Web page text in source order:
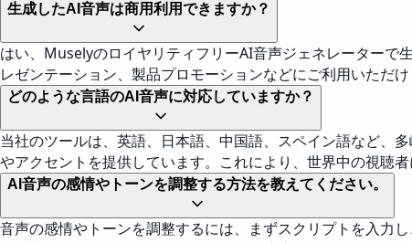
生成したAI音声は商用利用できますか？
はい、MuselyのロイヤリティフリーAI音声ジェネレーターで
レゼンテーション、製品プロモーションなどにご利用いただけ
どのような言語のAI音声に対応していますか？
当社のツールは、英語、日本語、中国語、スペイン語など、
やアクセントを提供しています。これにより、世界中の視聴
AI音声の感情やトーンを調整する方法を教えてください。
音声の感情やトーンを調整するには、まずスクリプトを入力